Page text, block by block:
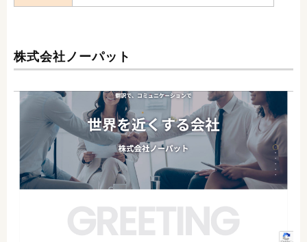
株式会社ノーパット